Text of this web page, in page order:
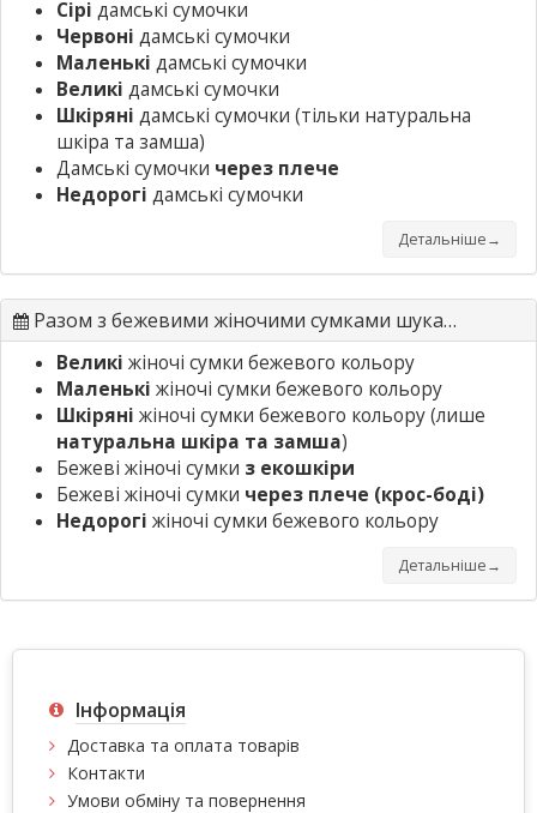
Сірі дамські сумочки
Червоні дамські сумочки
Маленькі дамські сумочки
Великі дамські сумочки
Шкіряні дамські сумочки (тільки натуральна
шкіра та замша)
Дамські сумочки через плече
Недорогі дамські сумочки
Детальніше→
Разом з бежевими жіночими сумками шукають
Великі жіночі сумки бежевого кольору
Маленькі жіночі сумки бежевого кольору
Шкіряні жіночі сумки бежевого кольору (лише
натуральна шкіра та замша)
Бежеві жіночі сумки з екошкіри
Бежеві жіночі сумки через плече (крос-боді)
Недорогі жіночі сумки бежевого кольору
Детальніше→
Інформація
Доставка та оплата товарів
Контакти
Умови обміну та повернення